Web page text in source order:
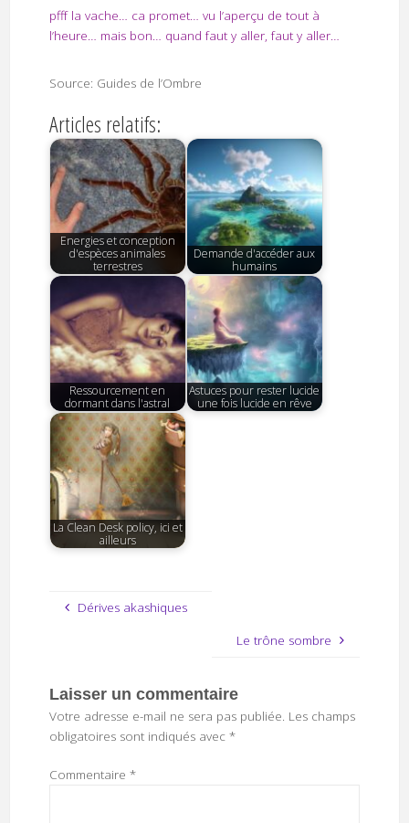
pfff la vache… ca promet… vu l’aperçu de tout à
l’heure… mais bon… quand faut y aller, faut y aller…
Source: Guides de l’Ombre
Articles relatifs:
Energies et conception
d'espèces animales
terrestres
Demande d'accéder aux
humains
Ressourcement en
dormant dans l'astral
Astuces pour rester lucide
une fois lucide en rêve
La Clean Desk policy, ici et
ailleurs
Dérives akashiques
Le trône sombre
Laisser un commentaire
Votre adresse e-mail ne sera pas publiée. Les champs
obligatoires sont indiqués avec *
Commentaire *